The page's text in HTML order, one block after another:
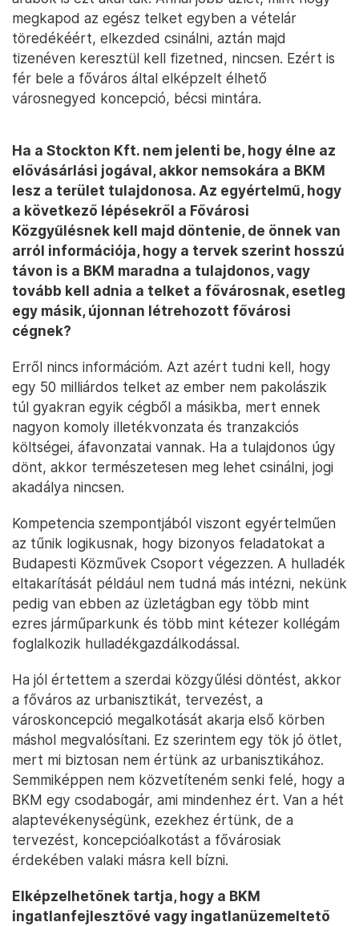
megkapod az egész telket egyben a vételár
töredékéért, elkezded csinálni, aztán majd
tizenéven keresztül kell fizetned, nincsen. Ezért is
fér bele a főváros által elképzelt élhető
városnegyed koncepció, bécsi mintára.
Ha a Stockton Kft. nem jelenti be, hogy élne az
elővásárlási jogával, akkor nemsokára a BKM
lesz a terület tulajdonosa. Az egyértelmű, hogy
a következő lépésekről a Fővárosi
Közgyűlésnek kell majd döntenie, de önnek van
arról információja, hogy a tervek szerint hosszú
távon is a BKM maradna a tulajdonos, vagy
tovább kell adnia a telket a fővárosnak, esetleg
egy másik, újonnan létrehozott fővárosi
cégnek?
Erről nincs információm. Azt azért tudni kell, hogy
egy 50 milliárdos telket az ember nem pakolászik
túl gyakran egyik cégből a másikba, mert ennek
nagyon komoly illetékvonzata és tranzakciós
költségei, áfavonzatai vannak. Ha a tulajdonos úgy
dönt, akkor természetesen meg lehet csinálni, jogi
akadálya nincsen.
Kompetencia szempontjából viszont egyértelműen
az tűnik logikusnak, hogy bizonyos feladatokat a
Budapesti Közművek Csoport végezzen. A hulladék
eltakarítását például nem tudná más intézni, nekünk
pedig van ebben az üzletágban egy több mint
ezres járműparkunk és több mint kétezer kollégám
foglalkozik hulladékgazdálkodással.
Ha jól értettem a szerdai közgyűlési döntést, akkor
a főváros az urbanisztikát, tervezést, a
városkoncepció megalkotását akarja első körben
máshol megvalósítani. Ez szerintem egy tök jó ötlet,
mert mi biztosan nem értünk az urbanisztikához.
Semmiképpen nem közvetíteném senki felé, hogy a
BKM egy csodabogár, ami mindenhez ért. Van a hét
alaptevékenységünk, ezekhez értünk, de a
tervezést, koncepcióalkotást a fővárosiak
érdekében valaki másra kell bízni.
Elképzelhetőnek tartja, hogy a BKM
ingatlanfejlesztővé vagy ingatlanüzemeltető